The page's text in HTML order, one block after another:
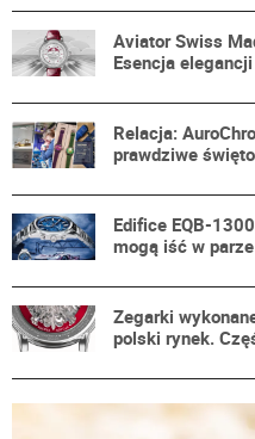
Aviator Swiss
Esencja
Relacja:
prawdziwe
Edifice EQB-
mogą iść w parze
Zegarki
polski rynek.